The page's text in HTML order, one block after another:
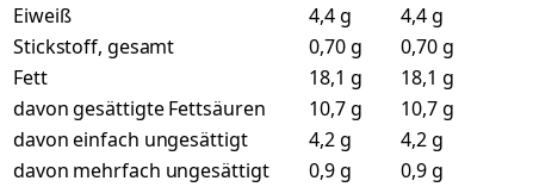
Eiweiß
4,4 g
4,4 g
Stickstoff, gesamt
0,70 g
0,70 g
Fett
18,1 g
18,1 g
davon gesättigte Fettsäuren
10,7 g
10,7 g
davon einfach ungesättigt
4,2 g
4,2 g
davon mehrfach ungesättigt
0,9 g
0,9 g